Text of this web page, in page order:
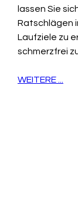
lassen Sie
Ratschlägen
Laufziele zu
schmerzfrei
WEITERE ...